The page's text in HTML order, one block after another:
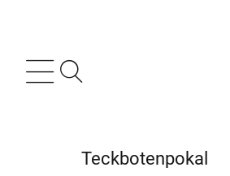
Teckbotenpokal